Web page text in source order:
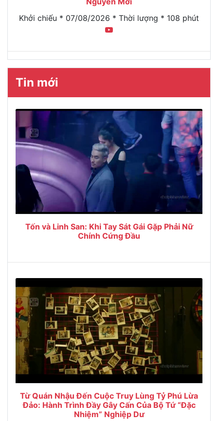
Khởi chiếu * 07/08/2026 * Thời lượng * 108 phút
Tin mới
Tốn và Linh San: Khi Tay Sát Gái Gặp Phải Nữ
Chính Cứng Đầu
Từ Quán Nhậu Đến Cuộc Truy Lùng Tỷ Phú Lừa
Đảo: Hành Trình Đầy Gây Cấn Của Bộ Tứ “Đặc
Nhiệm” Nghiệp Dư